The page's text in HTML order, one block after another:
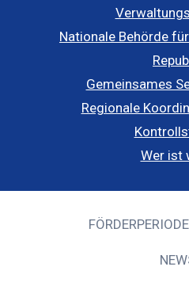
Nationale Behörde
Gemeinsames
Regionale
Wer ist